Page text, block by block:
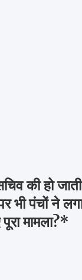
की हो
भी पंचों ने
मामला?*